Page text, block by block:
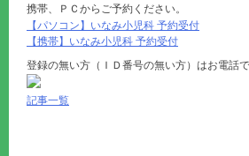
携帯、ＰＣからご予約ください。
【パソコン】いなみ小児科 予約受付
【携帯】いなみ小児科 予約受付
登録の無い方（ＩＤ番号の無い方）はお電話
記事一覧